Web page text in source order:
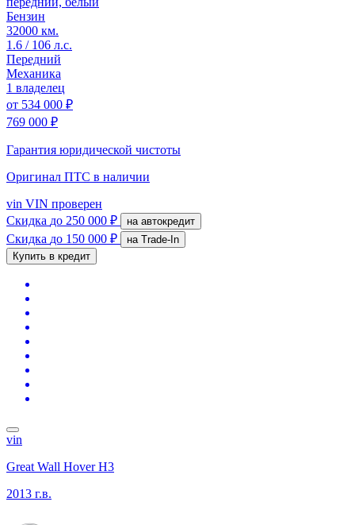
Бензин
32000 км.
1.6 / 106 л.с.
Передний
Механика
1 владелец
от 534 000 ₽
769 000 ₽
Гарантия юридической чистоты
Оригинал ПТС в наличии
vin VIN проверен
Скидка до 250 000 ₽ на автокредит
Скидка до 150 000 ₽
на Trade-In
Купить в кредит
vin
Great Wall Hover H3
2013 г.в.